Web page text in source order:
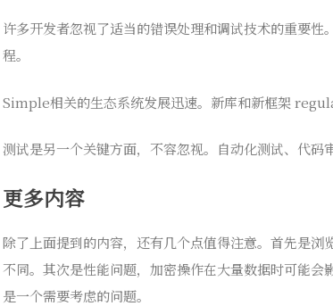
许多开发者忽视了适当的错误处理和调试技术的重要
程。
Simple相关的生态系统发展迅速。新库和新框架
测试是另一个关键方面，不容忽视。自动化测试、代码
更多内容
除了上面提到的内容，还有几个点值得注意。首先是
不同。其次是性能问题，加密操作在大量数据时可能
是一个需要考虑的问题。